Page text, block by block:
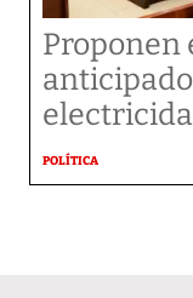
Proponen
POLÍTICA